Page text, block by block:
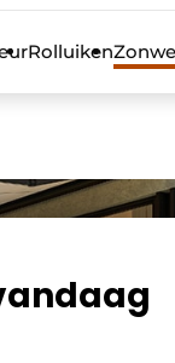
Rolluiken